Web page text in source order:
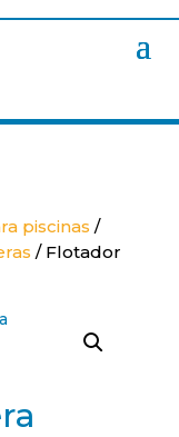
piscinas /
/ Flotador